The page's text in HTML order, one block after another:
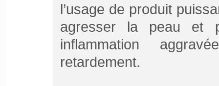
l’usage de produit
agresser la peau et
inflammation
retardement.